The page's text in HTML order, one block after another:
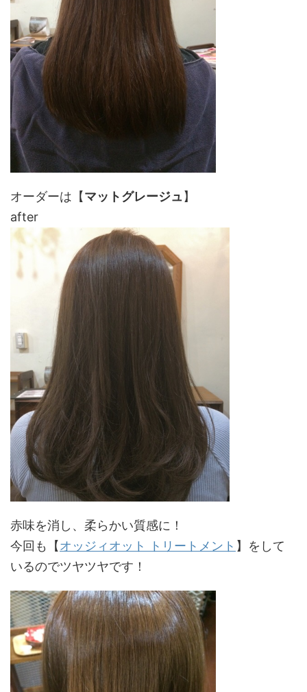
オーダーは【マットグレージュ】
after
赤味を消し、柔らかい質感に！
今回も【オッジィオット トリートメント 】をして
いるのでツヤツヤです！